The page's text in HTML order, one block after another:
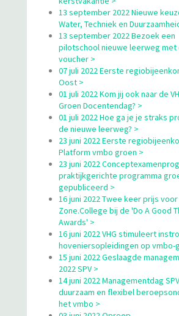
13 september 2022 Nieuwe
Water, Techniek en
13 september 2022 Bezoek een
pilotschool nieuwe leerweg met
voucher >
07 juli 2022 Eerste
Oost >
01 juli 2022 Kom jij ook naar de
Groen Docentendag? >
01 juli 2022 Hoe ga je je straks
de nieuwe leerweg? >
23 juni 2022 Eerste
Platform vmbo groen >
23 juni 2022
praktijkgerichte programma
gepubliceerd >
16 juni 2022 Twee keer prijs voor
Zone.College bij de 'Do A Good
Awards' >
16 juni 2022 VHG stimuleert
hoveniersopleidingen op vmbo-
15 juni 2022 Geslaagde
2022 SPV >
14 juni 2022 Managementdag
duurzaam en flexibel
het vmbo >